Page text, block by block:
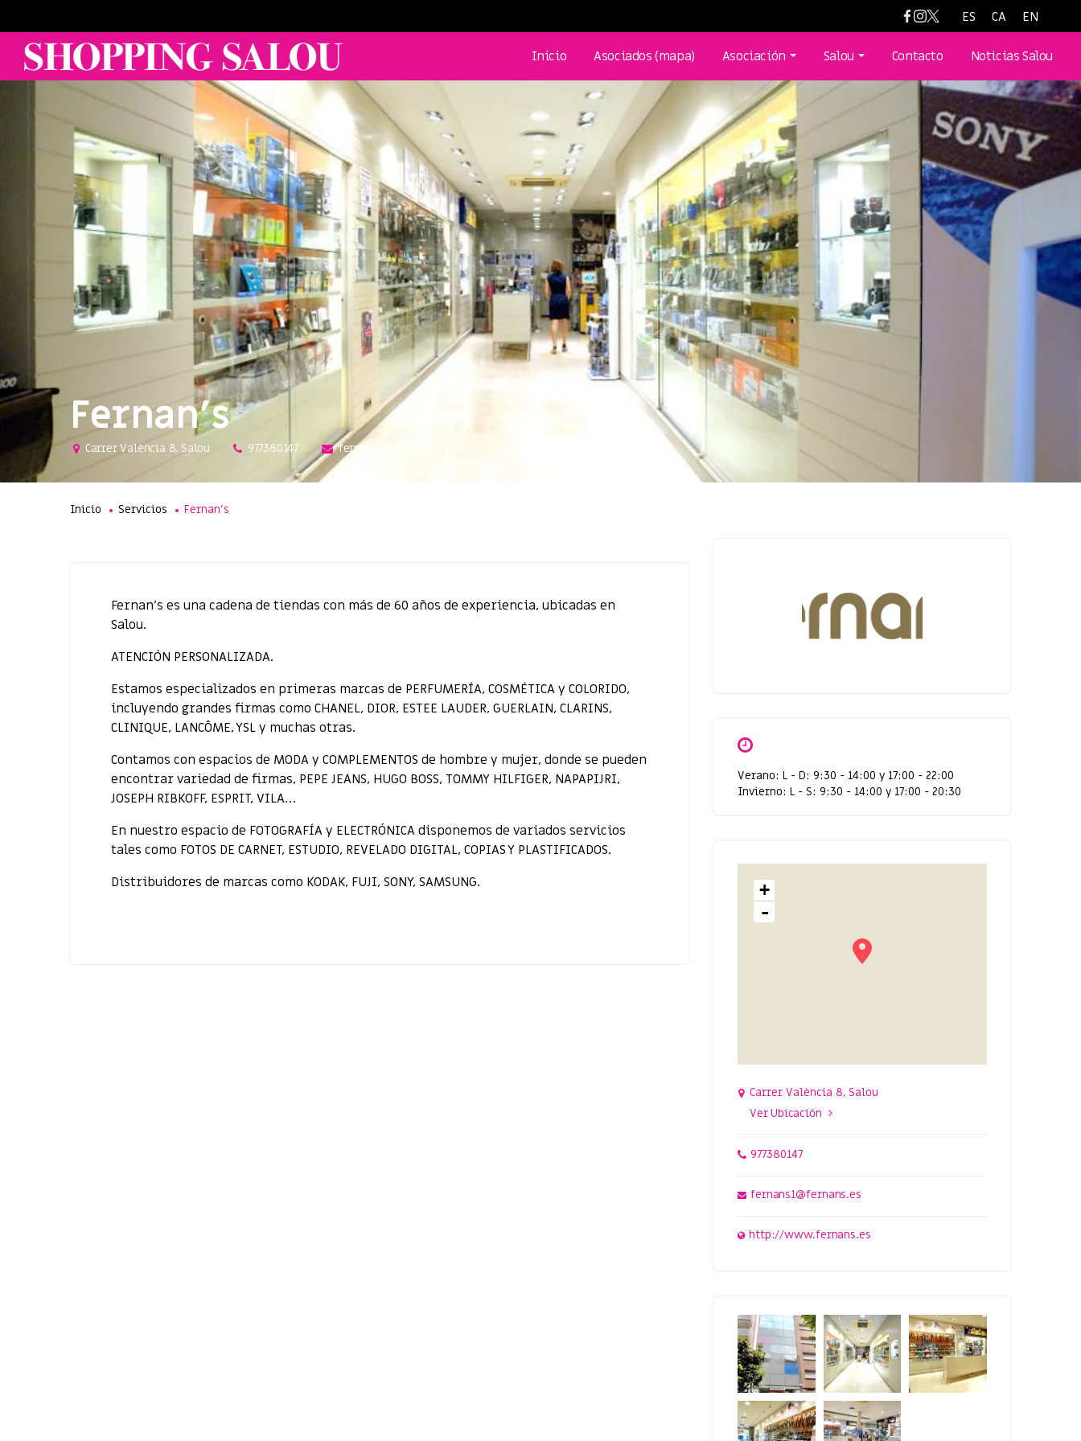
ES CA EN
Inicio Asociados (mapa) Asociación Salou Contacto Noticias Salou
Fernan’s
Carrer València 8, Salou 977380147 fernans1@fernans.es
Inicio Servicios Fernan’s
Fernan’s es una cadena de tiendas con más de 60 años de experiencia, ubicadas en
Salou.
ATENCIÓN PERSONALIZADA.
Estamos especializados en primeras marcas de PERFUMERÍA, COSMÉTICA y COLORIDO,
incluyendo grandes firmas como CHANEL, DIOR, ESTEE LAUDER, GUERLAIN, CLARINS,
CLINIQUE, LANCÔME, YSL y muchas otras.
Contamos con espacios de MODA y COMPLEMENTOS de hombre y mujer, donde se pueden
encontrar variedad de firmas, PEPE JEANS, HUGO BOSS, TOMMY HILFIGER, NAPAPIJRI,
JOSEPH RIBKOFF, ESPRIT, VILA…
En nuestro espacio de FOTOGRAFÍA y ELECTRÓNICA disponemos de variados servicios
tales como FOTOS DE CARNET, ESTUDIO, REVELADO DIGITAL, COPIAS Y PLASTIFICADOS.
Distribuidores de marcas como KODAK, FUJI, SONY, SAMSUNG.
Verano: L - D: 9:30 - 14:00 y 17:00 - 22:00
Invierno: L - S: 9:30 - 14:00 y 17:00 - 20:30
+
-
Carrer València 8, Salou
Ver Ubicación
977380147
fernans1@fernans.es
http://www.fernans.es